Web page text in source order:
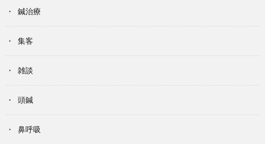
鍼治療
集客
雑談
頭鍼
鼻呼吸